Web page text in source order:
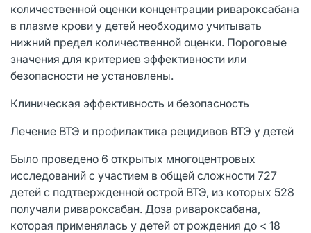
количественной оценки концентрации ривароксабана
в плазме крови у детей необходимо учитывать
нижний предел количественной оценки. Пороговые
значения для критериев эффективности или
безопасности не установлены.
Клиническая эффективность и безопасность
Лечение ВТЭ и профилактика рецидивов ВТЭ у детей
Было проведено 6 открытых многоцентровых
исследований с участием в общей сложности 727
детей с подтвержденной острой ВТЭ, из которых 528
получали ривароксабан. Доза ривароксабана,
которая применялась у детей от рождения до < 18